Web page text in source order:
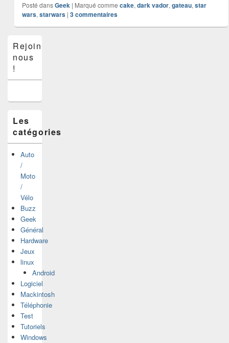
Posté dans Geek | Marqué comme cake, dark vador, gateau, star
wars, starwars | 3commentaires
principale
de
widget
latérale
Rejoins-
nous
!
Les
catégories
Auto
/
Moto
/
Vélo
Buzz
Geek
Général
Hardware
Jeux
linux
Android
Logiciel
Mackintosh
Téléphonie
Test
Tutoriels
Windows